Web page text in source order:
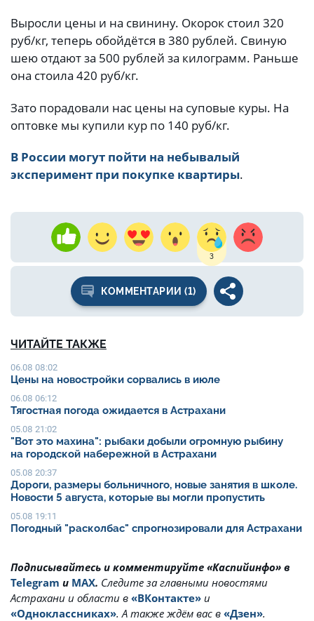
Выросли цены и на свинину. Окорок стоил 320
руб/кг, теперь обойдётся в 380 рублей. Свиную
шею отдают за 500 рублей за килограмм. Раньше
она стоила 420 руб/кг.
Зато порадовали нас цены на суповые куры. На
оптовке мы купили кур по 140 руб/кг.
В России могут пойти на небывалый
эксперимент при покупке квартиры.
3
КОММЕНТАРИИ (1)
ЧИТАЙТЕ ТАКЖЕ
06.08 08:02
Цены на новостройки сорвались в июле
06.08 06:12
Тягостная погода ожидается в Астрахани
05.08 21:02
"Вот это махина": рыбаки добыли огромную рыбину
на городской набережной в Астрахани
05.08 20:37
Дороги, размеры больничного, новые занятия в школе.
Новости 5 августа, которые вы могли пропустить
05.08 19:11
Погодный "расколбас" спрогнозировали для Астрахани
Подписывайтесь и комментируйте «Каспийинфо» в
Telegram и MAX. Cледите за главными новостями
Астрахани и области в «ВКонтакте» и
«Одноклассниках». А также ждём вас в «Дзен».